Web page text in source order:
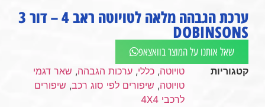
ערכת הגבהה מלאה לטויוטה ראב 4 – דור 3
DOBINSONS
שאל אותנו על המוצר בוואצאפ
קטגוריות טויוטה, כללי, ערכות הגבהה, שאר דגמי
טויוטה, שיפורים לפי סוג רכב, שיפורים
לרכבי 4X4